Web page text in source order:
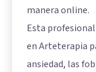
manera online.
Esta
en Arteterapia
ansiedad, las